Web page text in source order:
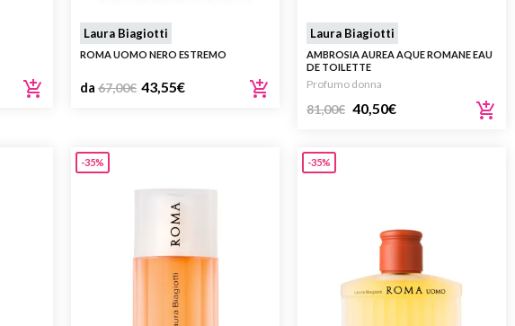
Laura Biagiotti
ROMA UOMO NERO ESTREMO
da 67,00€ 43,55€
Laura Biagiotti
AMBROSIA AUREA AQUE ROMANE EAU
DE TOILETTE
Profumo donna
81,00€ 40,50€
-35% -35%